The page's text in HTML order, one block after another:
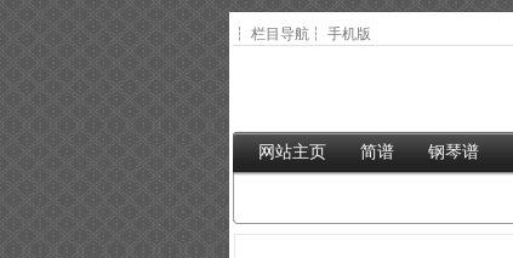
┆ 栏目导航 ┆ 手机版
网站主页 简谱 钢琴谱